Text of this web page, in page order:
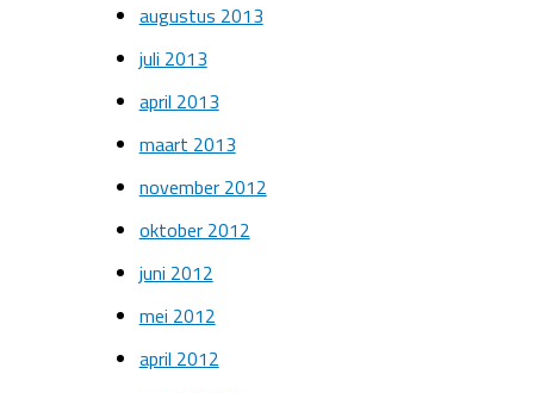
augustus 2013
juli 2013
april 2013
maart 2013
november 2012
oktober 2012
juni 2012
mei 2012
april 2012